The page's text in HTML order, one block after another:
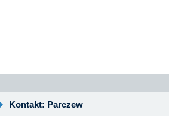
Kontakt: Parczew